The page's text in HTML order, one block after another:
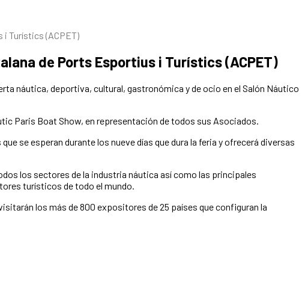
i Turístics (ACPET)
de Ports Esportius i Turístics (ACPET)
náutica, deportiva, cultural, gastronómica y de ocio en el Salón Náutico
Paris Boat Show, en representación de todos sus Asociados.
se esperan durante los nueve días que dura la feria y ofrecerá diversas
los sectores de la industria náutica así como las principales
turísticos de todo el mundo.
los más de 800 expositores de 25 países que configuran la